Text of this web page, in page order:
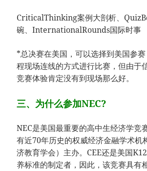
CriticalThinking案例大剖析、
碗、InternationalRounds国际时事
*总决赛在美国，可以选择到美国参
程现场连线的方式进行比赛，但由于
竞赛体验肯定没有到现场那么好。
三、为什么参加NEC?
NEC是美国最重要的高中生经济学竞
有近70年历史的权威经济金融学术机
济教育学会）主办。CEE还是美国
养标准的制定者，因此，该竞赛具有